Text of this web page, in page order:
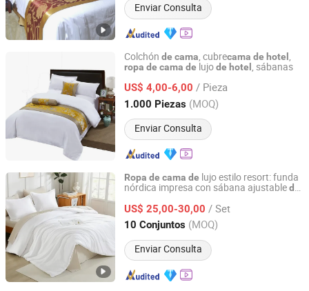
Enviar Consulta
Colchón de cama, cubrecama de hotel ,
ropa de cama de lujode hotel , sábanas
US$ 4,00-6,00 / Pieza
1.000 Piezas (MOQ)
Enviar Consulta
Shanghai Easun Group Imp & Exp Co., Ltd.
Shanghai, China Desde 2011
Ropa de cama de lujo estilo resort: funda
nórdica impresa con sábana ajustablede
US$ 25,00-30,00 / Set
10 Conjuntos (MOQ)
Enviar Consulta
Shanghai General Textile Co., Ltd.
Shanghai, China Desde 2018